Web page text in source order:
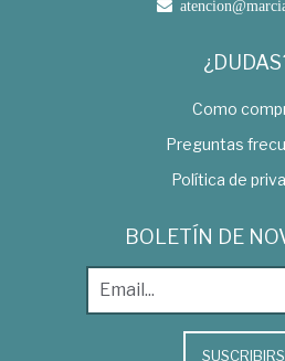
Como
Preguntas
Política de
BOLETÍN DE